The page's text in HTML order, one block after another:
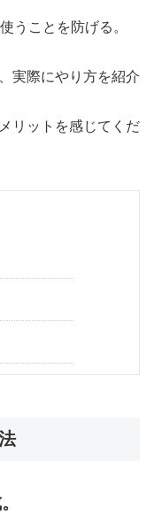
うことを防げる。
実際にやり方を紹介
リットを感じてくだ